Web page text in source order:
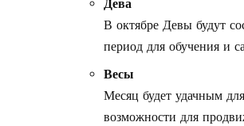
Дева
В октябре Девы будут
период для обучения и
Весы
Месяц будет удачным
возможности для